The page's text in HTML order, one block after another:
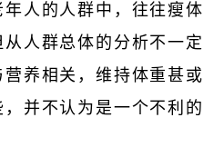
人的人群中，往往瘦体
人群总体的分析不一定
养相关，维持体重甚或
并不认为是一个不利的